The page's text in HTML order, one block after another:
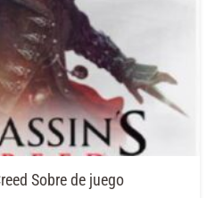
Sobre de juego